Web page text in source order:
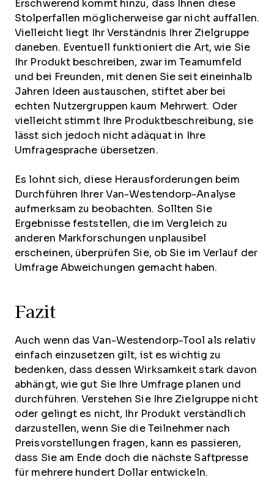
Erschwerend kommt hinzu, dass Ihnen diese
Stolperfallen möglicherweise gar nicht auffallen.
Vielleicht liegt Ihr Verständnis Ihrer Zielgruppe
daneben. Eventuell funktioniert die Art, wie Sie
Ihr Produkt beschreiben, zwar im Teamumfeld
und bei Freunden, mit denen Sie seit eineinhalb
Jahren Ideen austauschen, stiftet aber bei
echten Nutzergruppen kaum Mehrwert. Oder
vielleicht stimmt Ihre Produktbeschreibung, sie
lässt sich jedoch nicht adäquat in Ihre
Umfragesprache übersetzen.
Es lohnt sich, diese Herausforderungen beim
Durchführen Ihrer Van-Westendorp-Analyse
aufmerksam zu beobachten. Sollten Sie
Ergebnisse feststellen, die im Vergleich zu
anderen Markforschungen unplausibel
erscheinen, überprüfen Sie, ob Sie im Verlauf der
Umfrage Abweichungen gemacht haben.
Fazit
Auch wenn das Van-Westendorp-Tool als relativ
einfach einzusetzen gilt, ist es wichtig zu
bedenken, dass dessen Wirksamkeit stark davon
abhängt, wie gut Sie Ihre Umfrage planen und
durchführen. Verstehen Sie Ihre Zielgruppe nicht
oder gelingt es nicht, Ihr Produkt verständlich
darzustellen, wenn Sie die Teilnehmer nach
Preisvorstellungen fragen, kann es passieren,
dass Sie am Ende doch die nächste Saftpresse
für mehrere hundert Dollar entwickeln.